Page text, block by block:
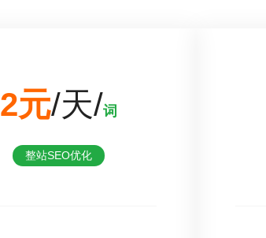
2元/天/词
整站SEO优化